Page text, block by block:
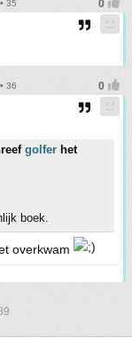
35
36
golfer het
boek.
overkwam